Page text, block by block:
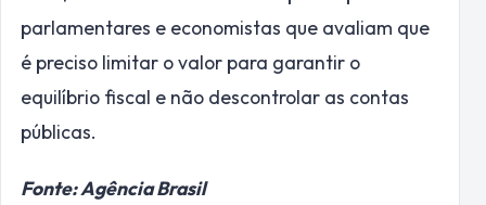
parlamentares e economistas que avaliam que
é preciso limitar o valor para garantir o
equilíbrio fiscal e não descontrolar as contas
públicas.
Fonte: Agência Brasil